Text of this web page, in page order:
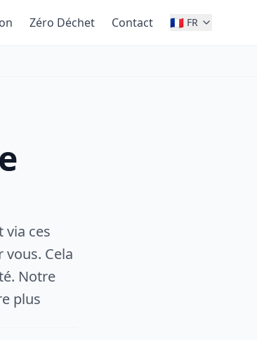
Zéro Déchet Contact 🇫🇷 FR
via ces
Cela
Notre
plus